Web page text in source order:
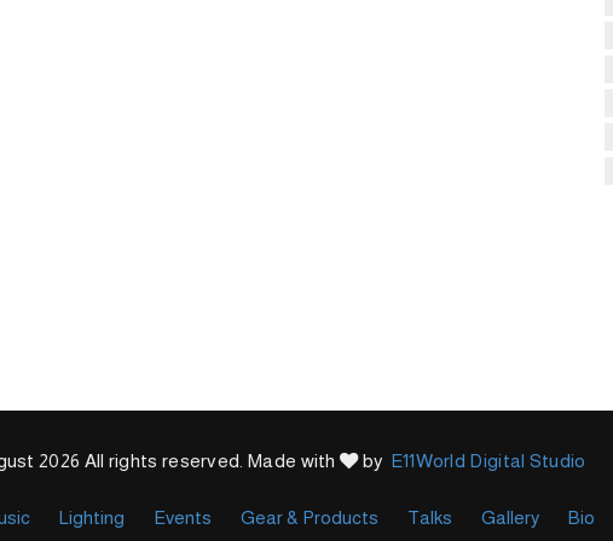
2026 All rights reserved. Made with by E11World Digital Studio
Lighting Events Gear & Products Talks Gallery Bio